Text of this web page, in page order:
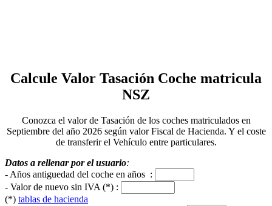
Calcule Valor Tasación Coche matricula
NSZ
Conozca el valor de Tasación de los coches matriculados en
Septiembre del año 2026 según valor Fiscal de Hacienda. Y el coste
de transferir el Vehículo entre particulares.
Datos a rellenar por el usuario:
- Años antiguedad del coche en años :
- Valor de nuevo sin IVA (*) :
(*) tablas de hacienda